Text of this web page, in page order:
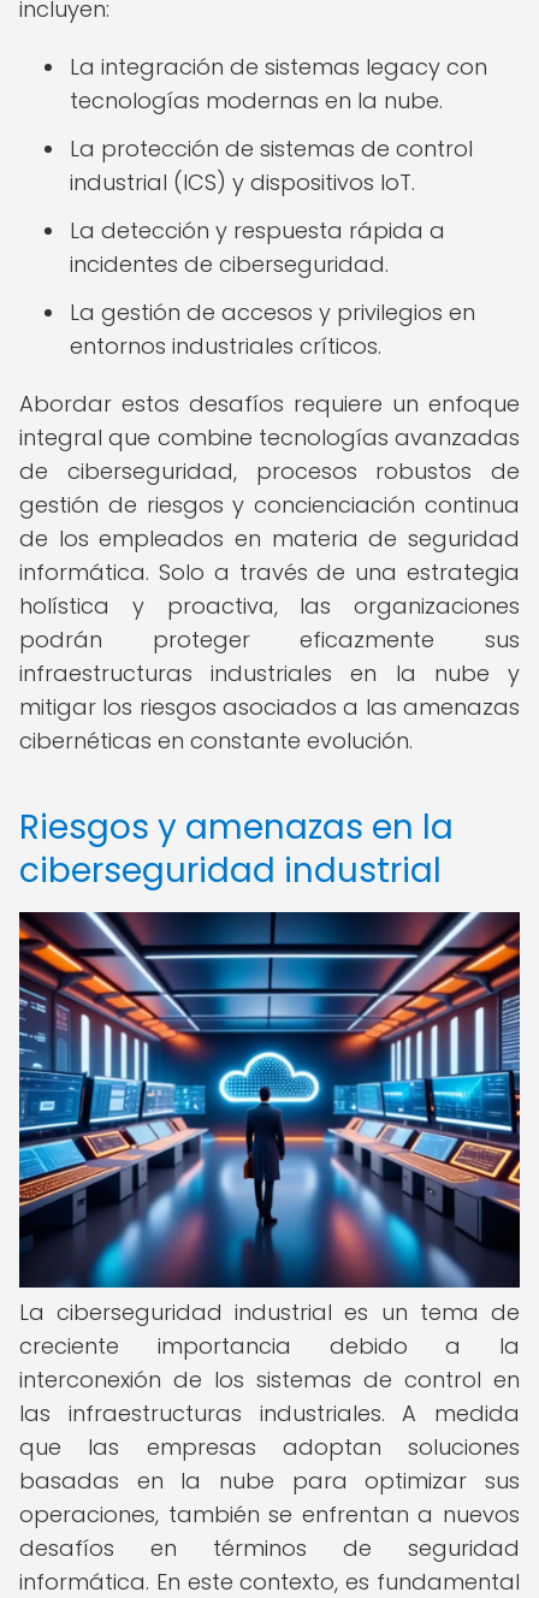
incluyen:
La integración de sistemas legacy con
tecnologías modernas en la nube.
La protección de sistemas de control
industrial (ICS) y dispositivos IoT.
La detección y respuesta rápida a
incidentes de ciberseguridad.
La gestión de accesos y privilegios en
entornos industriales críticos.
Abordar estos desafíos requiere un enfoque
integral que combine tecnologías avanzadas
de ciberseguridad, procesos robustos de
gestión de riesgos y concienciación continua
de los empleados en materia de seguridad
informática. Solo a través de una estrategia
holística y proactiva, las organizaciones
podrán proteger eficazmente sus
infraestructuras industriales en la nube y
mitigar los riesgos asociados a las amenazas
cibernéticas en constante evolución.
Riesgos y amenazas en la
ciberseguridad industrial
La ciberseguridad industrial es un tema de
creciente importancia debido a la
interconexión de los sistemas de control en
las infraestructuras industriales. A medida
que las empresas adoptan soluciones
basadas en la nube para optimizar sus
operaciones, también se enfrentan a nuevos
desafíos en términos de seguridad
informática. En este contexto, es fundamental